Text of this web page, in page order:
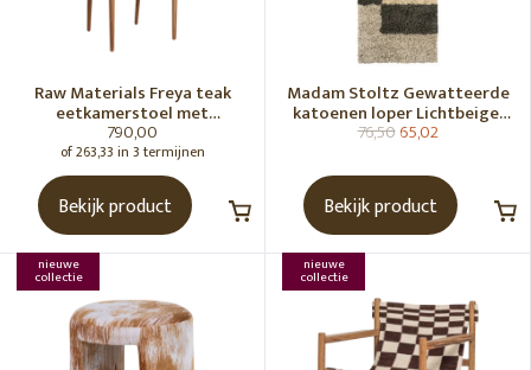
Raw Materials Freya teak
eetkamerstoel met
armleuning - Zwart (set of 2)
790,00
of 263,33 in 3 termijnen
Bekijk product
Madam Stoltz Gewatteerde
katoenen loper Lichtbeige,
gebroken wit, grijs, groen
76,5065,02
Bekijk product
nieuwe
collectie
nieuwe
collectie